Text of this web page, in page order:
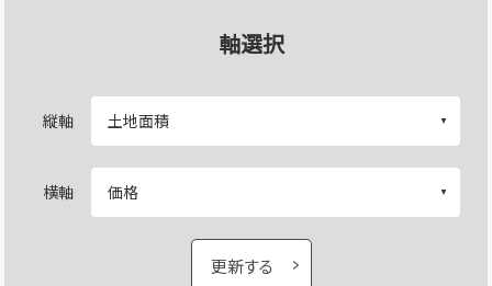
軸選択
縦軸
横軸
更新する